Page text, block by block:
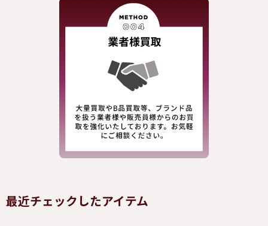
最近チェックしたアイテム